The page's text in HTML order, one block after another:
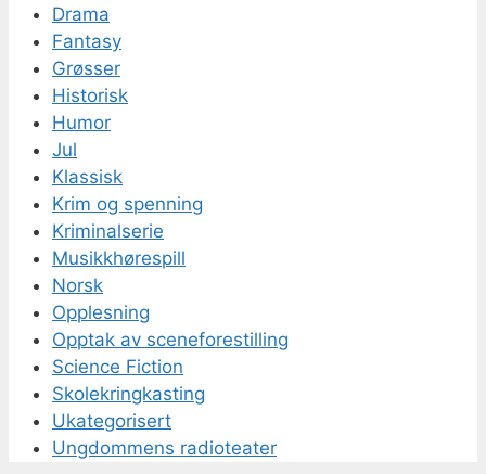
Drama
Fantasy
Grøsser
Historisk
Humor
Jul
Klassisk
Krim og spenning
Kriminalserie
Musikkhørespill
Norsk
Opplesning
Opptak av sceneforestilling
Science Fiction
Skolekringkasting
Ukategorisert
Ungdommens radioteater